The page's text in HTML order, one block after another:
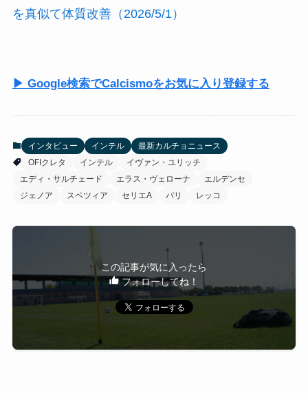
を真似て体質改善（2026/5/1）
▶ Google検索でCalcismoをお気に入り登録する
インタビュー インテル
最新カルチョニュース
OFIクレタ
インテル
イヴァン・ユリッチ
エディ・サルチェード
エラス・ヴェローナ
エルデンセ
ジェノア
スペツィア セリエA バリ レッコ
この記事が気に入ったら
フォローしてね！